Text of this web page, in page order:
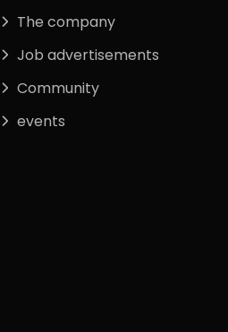
The company
Job advertisements
Community
events